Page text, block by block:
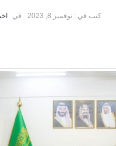
كتب في : نوفمبر 8, 2023 في